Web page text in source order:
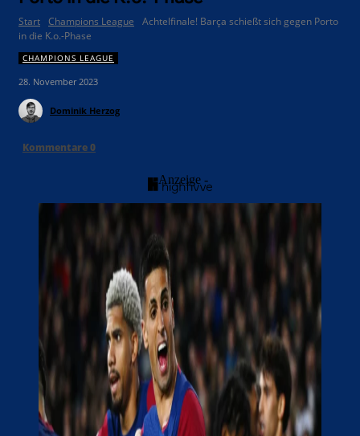
Start Champions League
Achtelfinale! Barça schießt sich gegen Porto
in die K.o.-Phase
CHAMPIONS LEAGUE
28. November 2023
Dominik Herzog
Kommentare0
- Anzeige -